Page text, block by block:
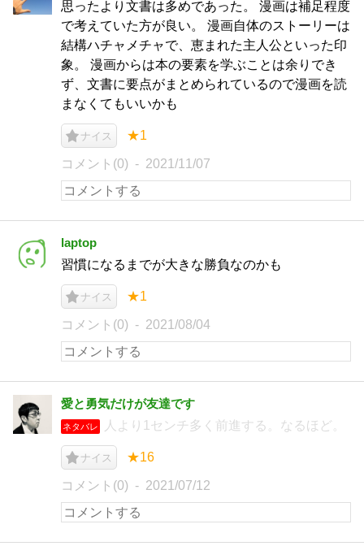
思ったより文書は多めであった。 漫画は補足程度
で考えていた方が良い。 漫画自体のストーリーは
結構ハチャメチャで、恵まれた主人公といった印
象。 漫画からは本の要素を学ぶことは余りでき
ず、文書に要点がまとめられているので漫画を読
まなくてもいいかも
ナイス ★1
コメント(0) 2021/11/07
laptop
習慣になるまでが大きな勝負なのかも
ナイス ★1
コメント(0) 2021/08/04
愛と勇気だけが友達です
ネタバレ 人より1センチ多く前進する。なるほど。
ナイス ★16
コメント(0) 2021/07/12